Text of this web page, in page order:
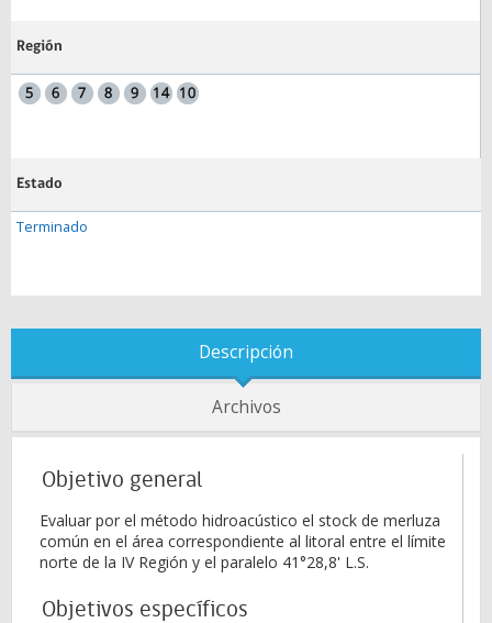
Región
Estado
Terminado
Descripción
Archivos
Objetivo general
Evaluar por el método hidroacústico el stock de merluza
común en el área correspondiente al litoral entre el límite
norte de la IV Región y el paralelo 41°28,8' L.S.
Objetivos específicos